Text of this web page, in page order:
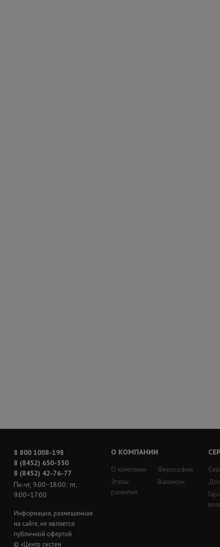
8 800 1008-198
8 (8452) 650-350
8 (8452) 42-76-77
Пн-чт, 9:00−18:00; пт,
9:00−17:00
Информация, размещенная
на сайте, не является
публичной офертой
© «Центр систем
О КОМПАНИИ
О компании
Этапы
развития
Философия
Вакансии